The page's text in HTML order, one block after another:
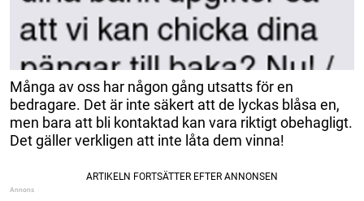
Många av oss har någon gång utsatts för en
bedragare. Det är inte säkert att de lyckas blåsa en,
men bara att bli kontaktad kan vara riktigt obehagligt.
Det gäller verkligen att inte låta dem vinna!